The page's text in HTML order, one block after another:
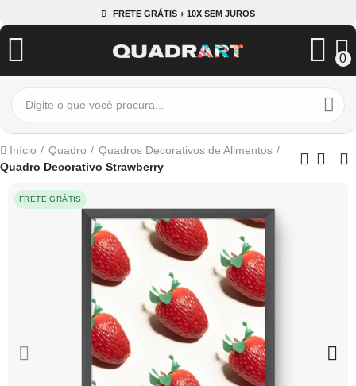
FRETE GRÁTIS + 10X SEM JUROS
0
Início Quadro
Quadros Decorativos de Alimentos
Quadro Decorativo Strawberry
FRETE GRÁTIS